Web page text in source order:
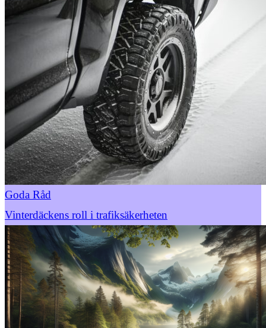
Goda Råd
Vinterdäckens roll i trafiksäkerheten